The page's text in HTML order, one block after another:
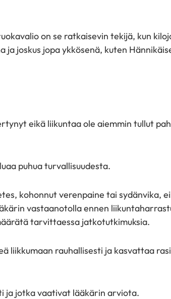
on se ratkaisevin tekijä, kun
ja joskus jopa ykkösenä, kuten
eikä liikuntaa ole aiemmin tullut
puhua turvallisuudesta.
kohonnut verenpaine tai sydänvika,
vastaanotolla ennen
tarvittaessa jatkotutkimuksia.
liikkumaan rauhallisesti ja kasvattaa
ja jotka vaativat lääkärin arviota.